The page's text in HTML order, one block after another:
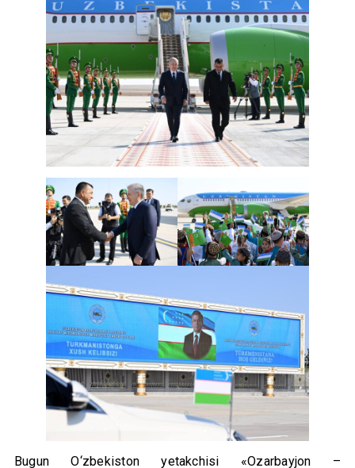
Bugun O‘zbekiston yetakchisi «Ozarbayjon –